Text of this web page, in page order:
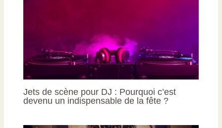
Jets de scène pour DJ : Pourquoi c’est
devenu un indispensable de la fête ?